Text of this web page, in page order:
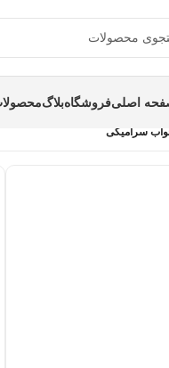
اصلیفروشگاهبلاگ
سرامیکی